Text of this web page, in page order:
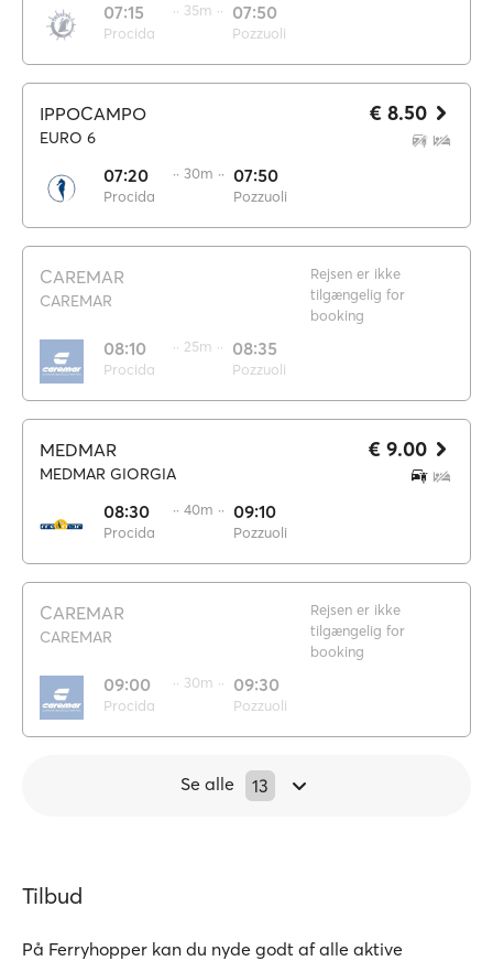
07:15
Procida
·· 35m ·· 07:50
Pozzuoli
IPPOCAMPO
EURO 6
07:20
Procida
·· 30m ·· 07:50
Pozzuoli
€ 8.50
CAREMAR
CAREMAR
08:10
Procida
·· 25m ·· 08:35
Pozzuoli
Rejsen er ikke
tilgængelig for
booking
MEDMAR
MEDMAR GIORGIA
08:30
Procida
·· 40m ·· 09:10
Pozzuoli
€ 9.00
CAREMAR
CAREMAR
09:00
Procida
·· 30m ·· 09:30
Pozzuoli
Rejsen er ikke
tilgængelig for
booking
Se alle 13
Tilbud
På Ferryhopper kan du nyde godt af alle aktive